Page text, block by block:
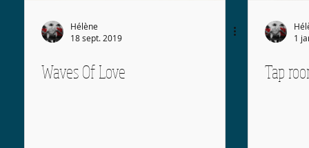
Hélène
18 sept. 2019
Waves Of Love
1
Tap